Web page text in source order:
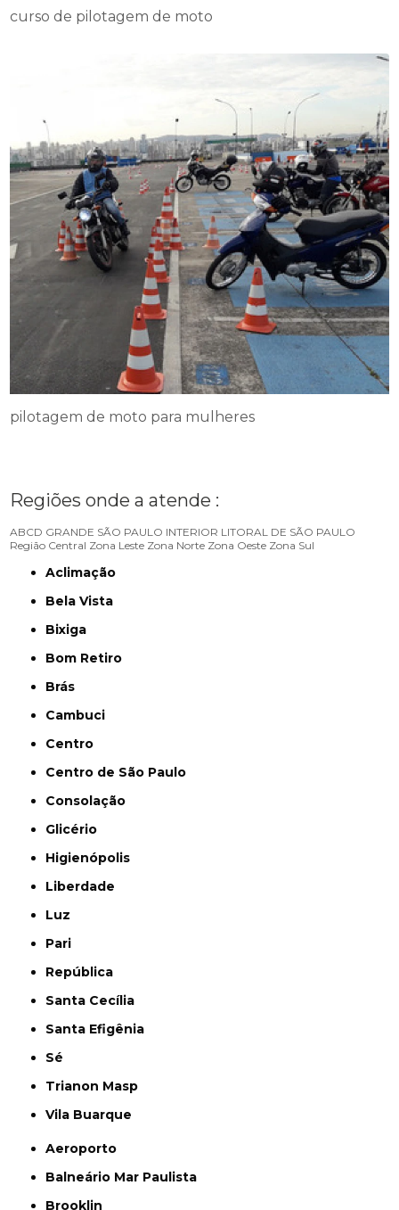
curso de pilotagem de moto
pilotagem de moto para mulheres
Regiões onde a atende :
ABCD GRANDE SÃO PAULO INTERIOR LITORAL DE SÃO PAULO
Região Central Zona Leste Zona Norte Zona Oeste Zona Sul
Aclimação
Bela Vista
Bixiga
Bom Retiro
Brás
Cambuci
Centro
Centro de São Paulo
Consolação
Glicério
Higienópolis
Liberdade
Luz
Pari
República
Santa Cecília
Santa Efigênia
Sé
Trianon Masp
Vila Buarque
Aeroporto
Balneário Mar Paulista
Brooklin